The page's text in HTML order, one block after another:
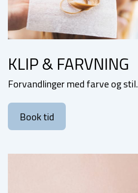
KLIP & FARVNING
Forvandlinger med farve og stil.
Book tid